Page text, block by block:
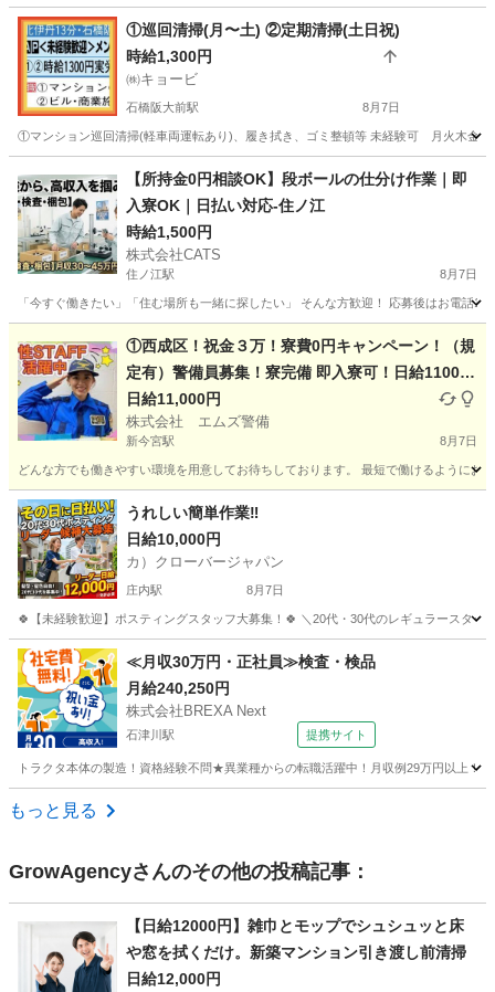
①巡回清掃(月〜土) ②定期清掃(土日祝)
時給1,300円
㈱キョービ
石橋阪大前駅 8月7日
①マンション巡回清掃(軽車両運転あり)、履き拭き、ゴミ整頓等 未経験可 月火木金
石橋阪大前駅 清掃 社用車
【所持金0円相談OK】段ボールの仕分け作業｜即
入寮OK｜日払い対応-住ノ江
時給1,500円
株式会社CATS
住ノ江駅 8月7日
「今すぐ働きたい」「住む場所も一緒に探したい」 そんな方歓迎！ 応募後はお
住ノ江駅 仕分け 個室
①西成区！祝金３万！寮費0円キャンペーン！（規
定有）警備員募集！寮完備 即入寮可！日給11000
(各種手当含む・規定有) 電話面接 履歴書不要
スマホ契約サポートあり
日給11,000円
株式会社 エムズ警備
新今宮駅 8月7日
どんな方でも働きやすい環境を用意してお待ちしております。 最短で働けるように
大阪 大阪市 新今宮駅 警備員
うれしい簡単作業‼
日給10,000円
カ）クローバージャパン
庄内駅 8月7日
🍀【未経験歓迎】ポスティングスタッフ大募集！🍀 ＼20代・30代のレギュラースタ
大阪 豊中市 庄内駅 軽作業 スタッフ
≪月収30万円・正社員≫検査・検品
月給240,250円
株式会社BREXA Next
石津川駅 提携サイト
トラクタ本体の製造！資格経験不問★異業種からの転職活躍中！月収例29万円以上
大阪 堺市
もっと見る
GrowAgencyさんのその他の投稿記事：
【日給12000円】雑巾とモップでシュシュッと床
や窓を拭くだけ。新築マンション引き渡し前清掃
日給12,000円